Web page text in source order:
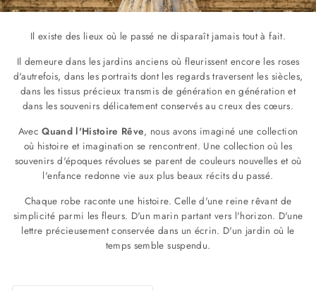
Il existe des lieux où le passé ne disparaît jamais tout à fait.
Il demeure dans les jardins anciens où fleurissent encore les roses
d'autrefois, dans les portraits dont les regards traversent les siècles,
dans les tissus précieux transmis de génération en génération et
dans les souvenirs délicatement conservés au creux des cœurs.
AvecQuand l'Histoire Rêve, nous avons imaginé une collection
où histoire et imagination se rencontrent. Une collection où les
souvenirs d'époques révolues se parent de couleurs nouvelles et où
l'enfance redonne vie aux plus beaux récits du passé.
Chaque robe raconte une histoire. Celle d'une reine rêvant de
simplicité parmi les fleurs. D'un marin partant vers l'horizon. D'une
lettre précieusement conservée dans un écrin. D'un jardin où le
temps semble suspendu.